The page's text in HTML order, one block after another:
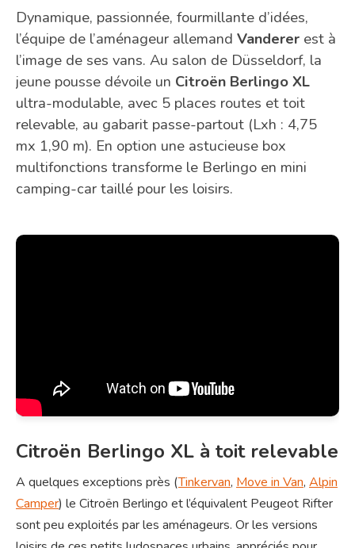
Dynamique, passionnée, fourmillante d’idées,
l’équipe de l’aménageur allemand Vanderer est à
l’image de ses vans. Au salon de Düsseldorf, la
jeune pousse dévoile un Citroën Berlingo XL
ultra-modulable, avec 5 places routes et toit
relevable, au gabarit passe-partout (Lxh : 4,75
mx 1,90 m). En option une astucieuse box
multifonctions transforme le Berlingo en mini
camping-car taillé pour les loisirs.
Citroën Berlingo XL à toit relevable
A quelques exceptions près (Tinkervan, Move in Van, Alpin
Camper) le Citroën Berlingo et l’équivalent Peugeot Rifter
sont peu exploités par les aménageurs. Or les versions